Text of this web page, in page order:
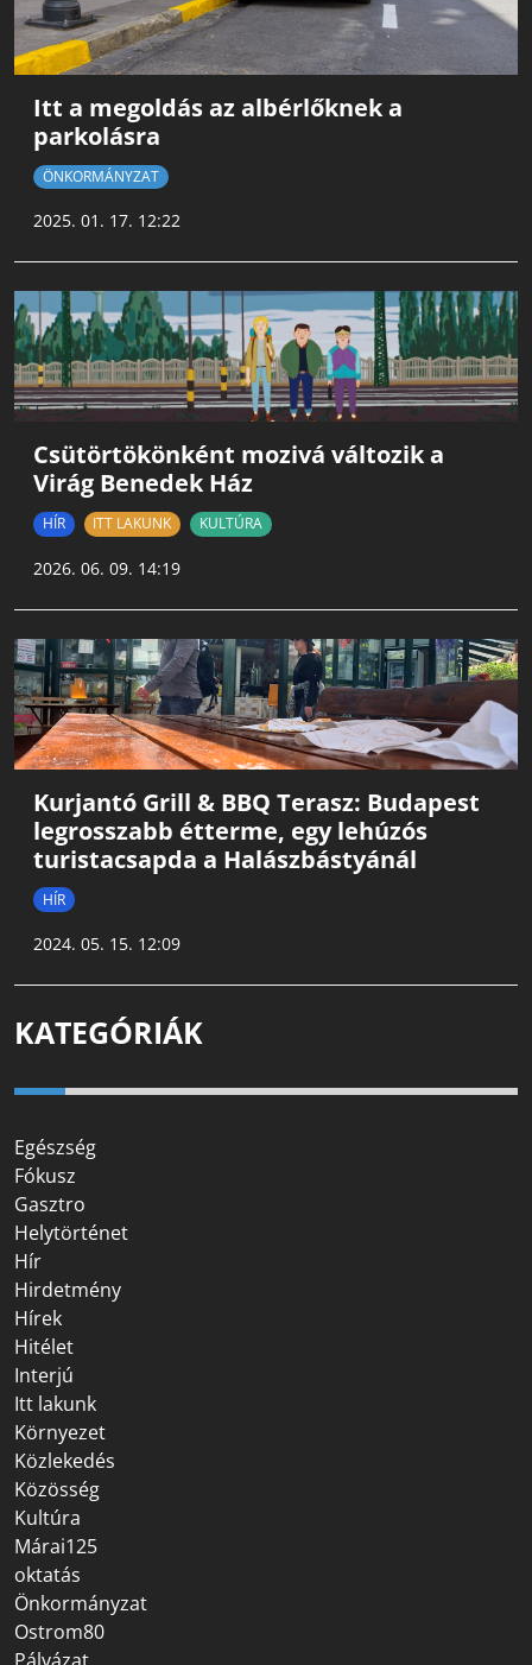
Itt a megoldás az albérlőknek a
parkolásra
ÖNKORMÁNYZAT
2025. 01. 17. 12:22
Csütörtökönként mozivá változik a
Virág Benedek Ház
HÍR ITT LAKUNK KULTÚRA
2026. 06. 09. 14:19
Kurjantó Grill & BBQ Terasz: Budapest
legrosszabb étterme, egy lehúzós
turistacsapda a Halászbástyánál
HÍR
2024. 05. 15. 12:09
KATEGÓRIÁK
Egészség
Fókusz
Gasztro
Helytörténet
Hír
Hirdetmény
Hírek
Hitélet
Interjú
Itt lakunk
Környezet
Közlekedés
Közösség
Kultúra
Márai125
oktatás
Önkormányzat
Ostrom80